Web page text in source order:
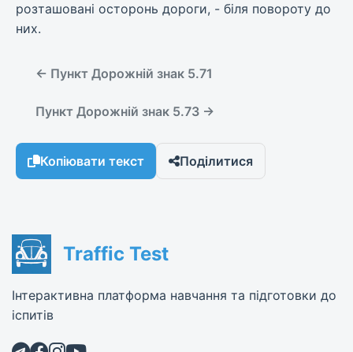
розташовані осторонь дороги, - біля повороту до
них.
← Пункт Дорожній знак 5.71
Пункт Дорожній знак 5.73 →
Копіювати текст Поділитися
Traffic Test
Інтерактивна платформа навчання та підготовки до
іспитів